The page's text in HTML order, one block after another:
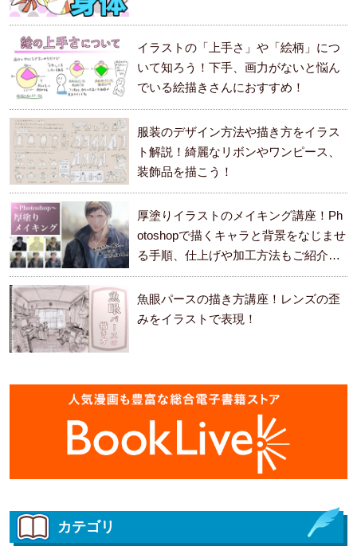
イラストの「上手さ」や「絵柄」につ
いて知ろう！下手、画力がないと悩ん
でいる絵描きさんにおすすめ！
服装のデザイン方法や描き方をイラス
ト解説！綺麗なリボンやワンピース、
装飾品を描こう！
厚塗りイラストのメイキング講座！Ph
otoshopで描くキャラと背景をなじませ
る手順、仕上げや加工方法もご紹介し
ます。
魚眼パースの描き方講座！レンズの歪
みをイラストで表現！
カテゴリ